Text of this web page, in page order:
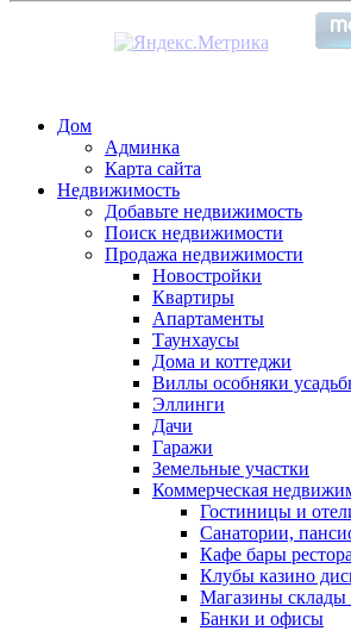
Дом
Админка
Карта сайта
Недвижимость
Добавьте недвижимость
Поиск недвижимости
Продажа недвижимости
Новостройки
Квартиры
Апартаменты
Таунхаусы
Дома и коттеджи
Виллы особняки
Эллинги
Дачи
Гаражи
Земельные участки
Коммерческая
Гостиницы и
Санатории,
Кафе бары
Клубы казино
Магазины
Банки и офисы